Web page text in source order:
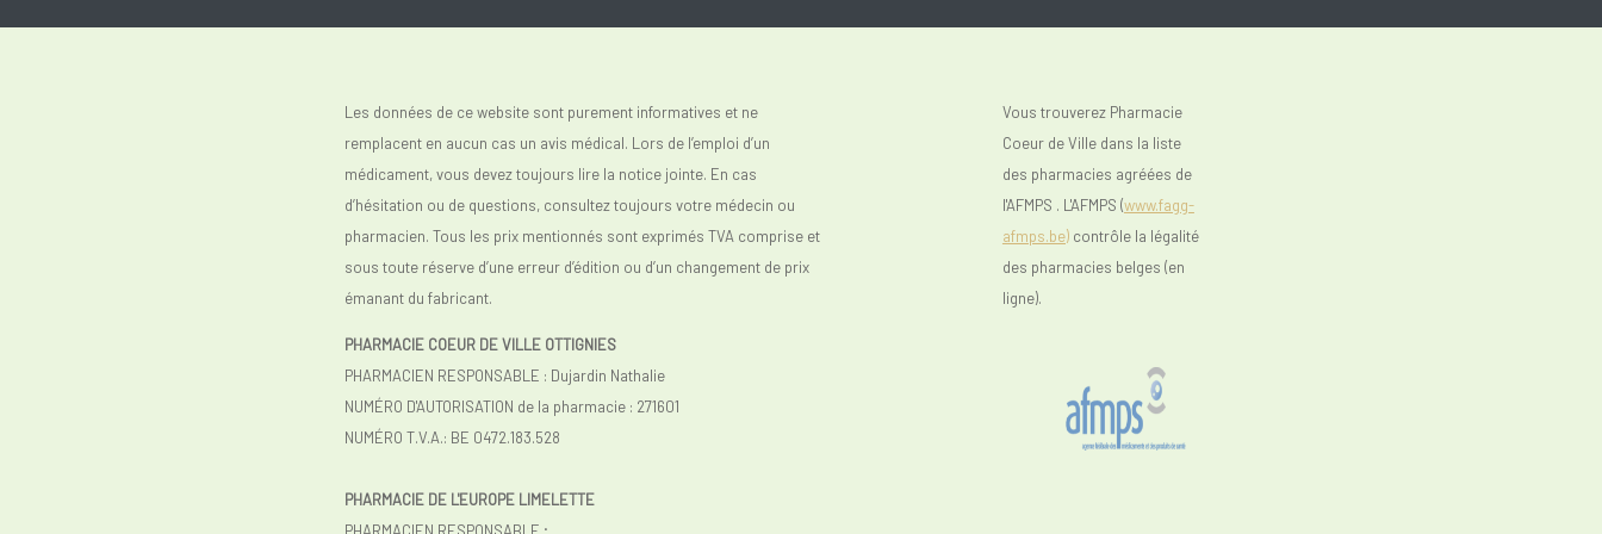
Les données de ce website sont purement informatives et ne
remplacent en aucun cas un avis médical. Lors de l’emploi d’un
médicament, vous devez toujours lire la notice jointe. En cas
d’hésitation ou de questions, consultez toujours votre médecin ou
pharmacien. Tous les prix mentionnés sont exprimés TVA comprise et
sous toute réserve d’une erreur d’édition ou d’un changement de prix
émanant du fabricant.
PHARMACIE COEUR DE VILLE OTTIGNIES
PHARMACIEN RESPONSABLE : Dujardin Nathalie
NUMÉRO D'AUTORISATION de la pharmacie : 271601
NUMÉRO T.V.A.: BE 0472.183.528
PHARMACIE DE L'EUROPE LIMELETTE
Vous trouverez Pharmacie
Coeur de Ville dans la liste
des pharmacies agréées de
l'AFMPS . L'AFMPS (www.fagg-
afmps.be)contrôle la légalité
des pharmacies belges (en
ligne).